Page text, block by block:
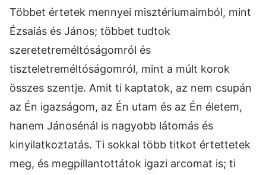
Többet értetek mennyei misztériumaimból, mint
Ézsaiás és János; többet tudtok
szeretetreméltóságomról és
tiszteletreméltóságomról, mint a múlt korok
összes szentje. Amit ti kaptatok, az nem csupán
az Én igazságom, az Én utam és az Én életem,
hanem Jánosénál is nagyobb látomás és
kinyilatkoztatás. Ti sokkal több titkot értettetek
meg, és megpillantottátok igazi arcomat is; ti